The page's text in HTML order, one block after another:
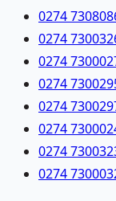
0274
0274
0274
0274
0274
0274
0274
0274